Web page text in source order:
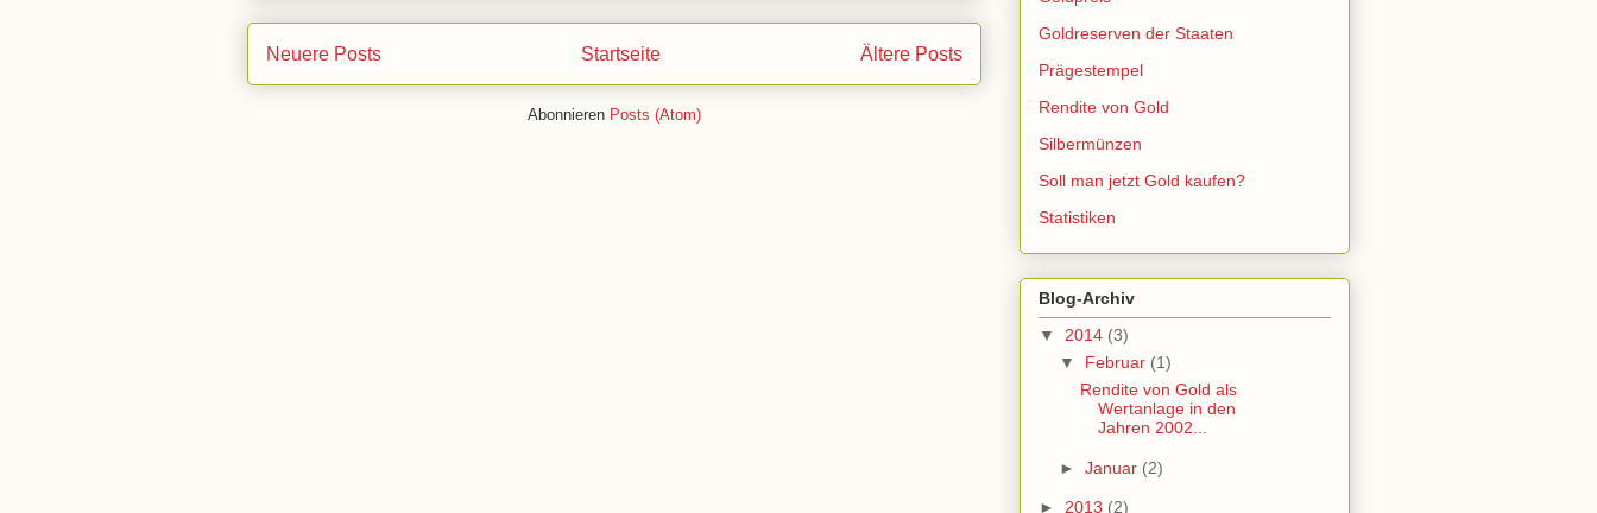
Neuere Posts Ältere Posts
Startseite
Abonnieren Posts (Atom)
Goldreserven der Staaten
Prägestempel
Rendite von Gold
Silbermünzen
Soll man jetzt Gold kaufen?
Statistiken
Blog-Archiv
▼ 2014 (3)
▼ Februar (1)
Rendite von Gold als
Wertanlage in den
Jahren 2002...
► Januar (2)
► 2013 (2)